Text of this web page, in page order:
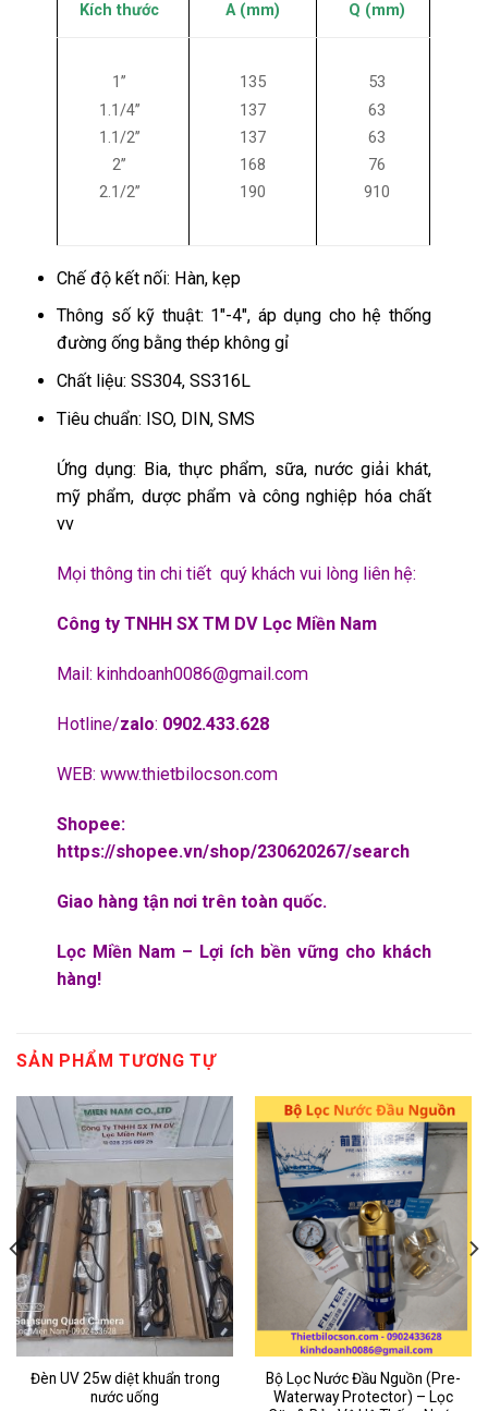
Kích thước A (mm) Q (mm)
1’’
1.1/4’’
1.1/2’’
2’’
2.1/2’’
135
137
137
168
190
53
63
63
76
910
Chế độ kết nối: Hàn, kẹp
Thông số kỹ thuật: 1″-4″, áp dụng cho hệ thống
đường ống bằng thép không gỉ
Chất liệu: SS304, SS316L
Tiêu chuẩn: ISO, DIN, SMS
Ứng dụng: Bia, thực phẩm, sữa, nước giải khát,
mỹ phẩm, dược phẩm và công nghiệp hóa chất
vv
Mọi thông tin chi tiết quý khách vui lòng liên hệ:
Công ty TNHH SX TM DV Lọc Miền Nam
Mail:kinhdoanh0086@gmail.com
Hotline/zalo: 0902.433.628
WEB:www.thietbilocson.com
Shopee:
https://shopee.vn/shop/230620267/search
Giao hàng tận nơi trên toàn quốc.
Lọc Miền Nam – Lợi ích bền vững cho khách
hàng!
SẢN PHẨM TƯƠNG TỰ
Đèn UV 25w diệt khuẩn trong
nước uống
Bộ Lọc Nước Đầu Nguồn (Pre-
Waterway Protector) – Lọc